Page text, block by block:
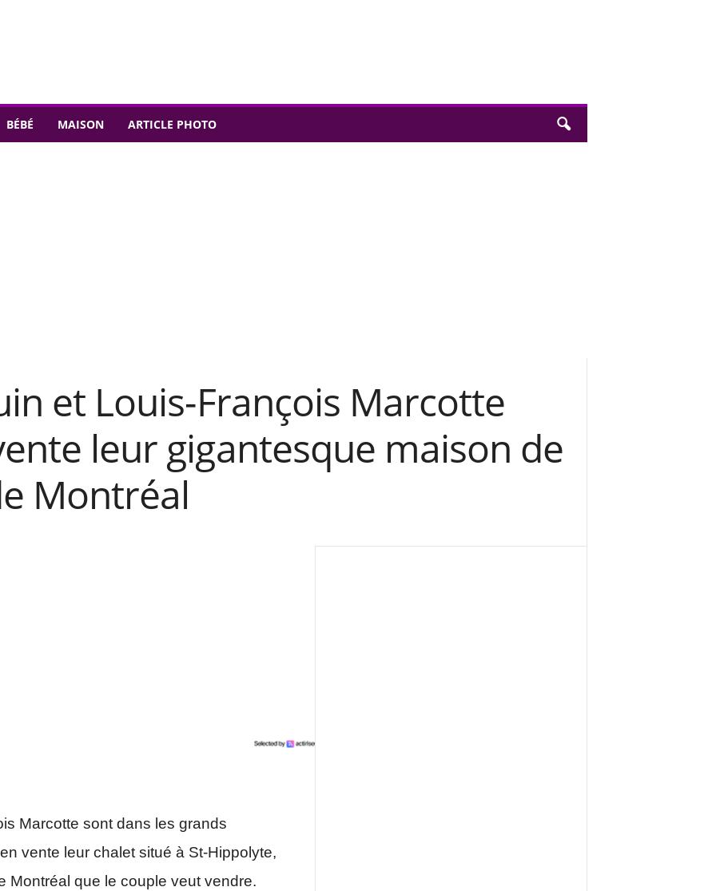
BÉBÉ MAISON ARTICLE PHOTO
et Louis-François Marcotte
leur gigantesque maison de
Montréal
Marcotte sont dans les grands
vente leur chalet situé à St-Hippolyte,
Montréal que le couple veut vendre.